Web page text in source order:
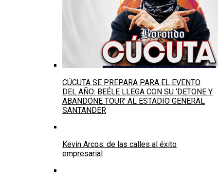
CÚCUTA SE PREPARA PARA EL EVENTO
DEL AÑO: BEÉLE LLEGA CON SU ‘DETONE Y
ABANDONE TOUR’ AL ESTADIO GENERAL
SANTANDER
Kevin Arcos: de las calles al éxito
empresarial